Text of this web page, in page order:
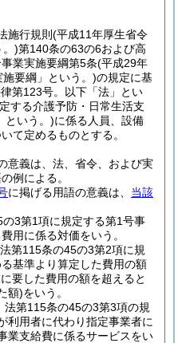
施行規則 (平成11年厚生省令
。)第140条の63の6および高
業実施要綱第5条(平成29年
要綱」という。)の規定に基
第123号。以下「法」とい
する介護予防・日常生活支
という。)に係る人員、設備
て定めるものとする。
意義は、法、省令、および実
例による。
に掲げる用語の意義は、 当該
3第1項に規定する第1号事
用に係る対価をいう。
第115条の45の3第2項に規
基準より算定した費用の額
要した費用の額を超えると
額)をいう。
第115条の45の3第3項の規
利用者に代わり指定事業者に
業支給費に係るサービスをい